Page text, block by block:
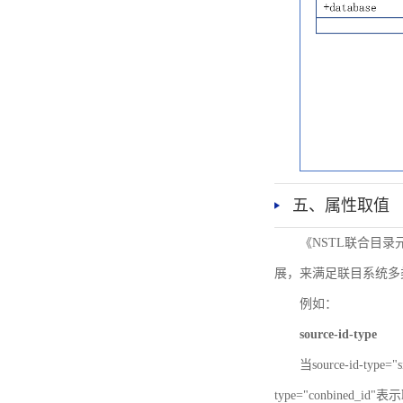
五、属性取值
《NSTL联合目
展，来满足联目系统
例如：
source-id-type
当source-id-
type="conbined_id"表